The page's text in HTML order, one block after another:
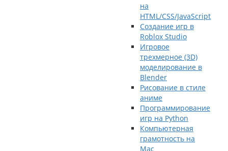
на
HTML/CSS/JavaScript
Создание игр в
Roblox Studio
Игровое
трехмерное (3D)
моделирование в
Blender
Рисование в стиле
аниме
Программирование
игр на Python
Компьютерная
грамотность на
Mac